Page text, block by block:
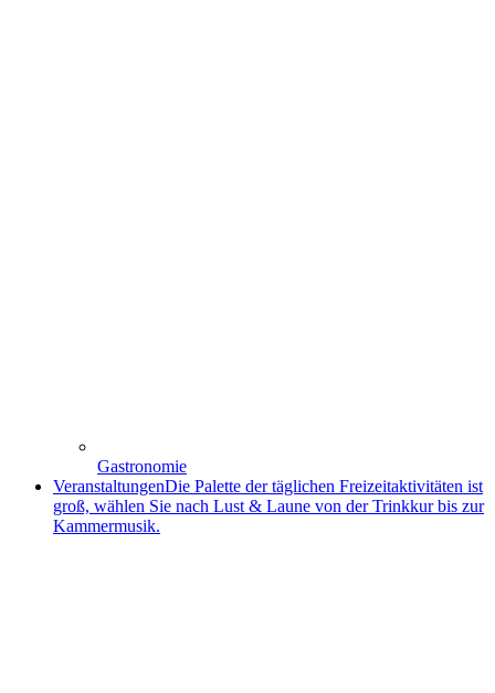
Gastronomie
VeranstaltungenDie Palette der täglichen Freizeitaktivitäten ist
groß, wählen Sie nach Lust & Laune von der Trinkkur bis zur
Kammermusik.